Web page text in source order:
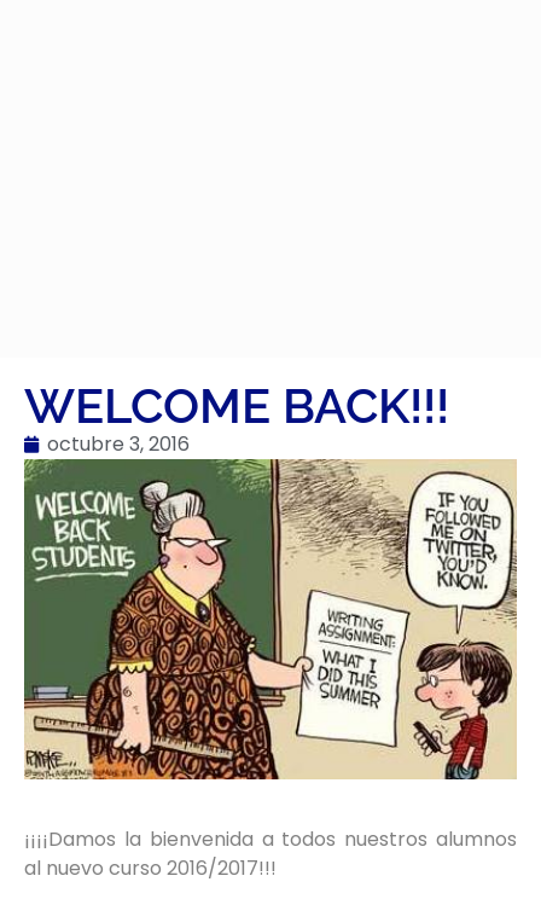
WELCOME BACK!!!
octubre 3, 2016
¡¡¡¡Damos la bienvenida a todos nuestros alumnos
al nuevo curso 2016/2017!!!